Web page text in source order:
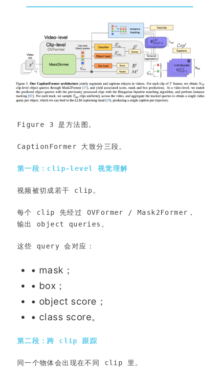
Figure 3 是方法图。
CaptionFormer 大致分三段。
第一段：clip-level 视觉理解
视频被切成若干 clip。
每个 clip 先经过 OVFormer / Mask2Former，
输出 object queries。
这些 query 会对应：
• mask；
• box；
• object score；
• class score。
第二段：跨 clip 跟踪
同一个物体会出现在不同 clip 里。